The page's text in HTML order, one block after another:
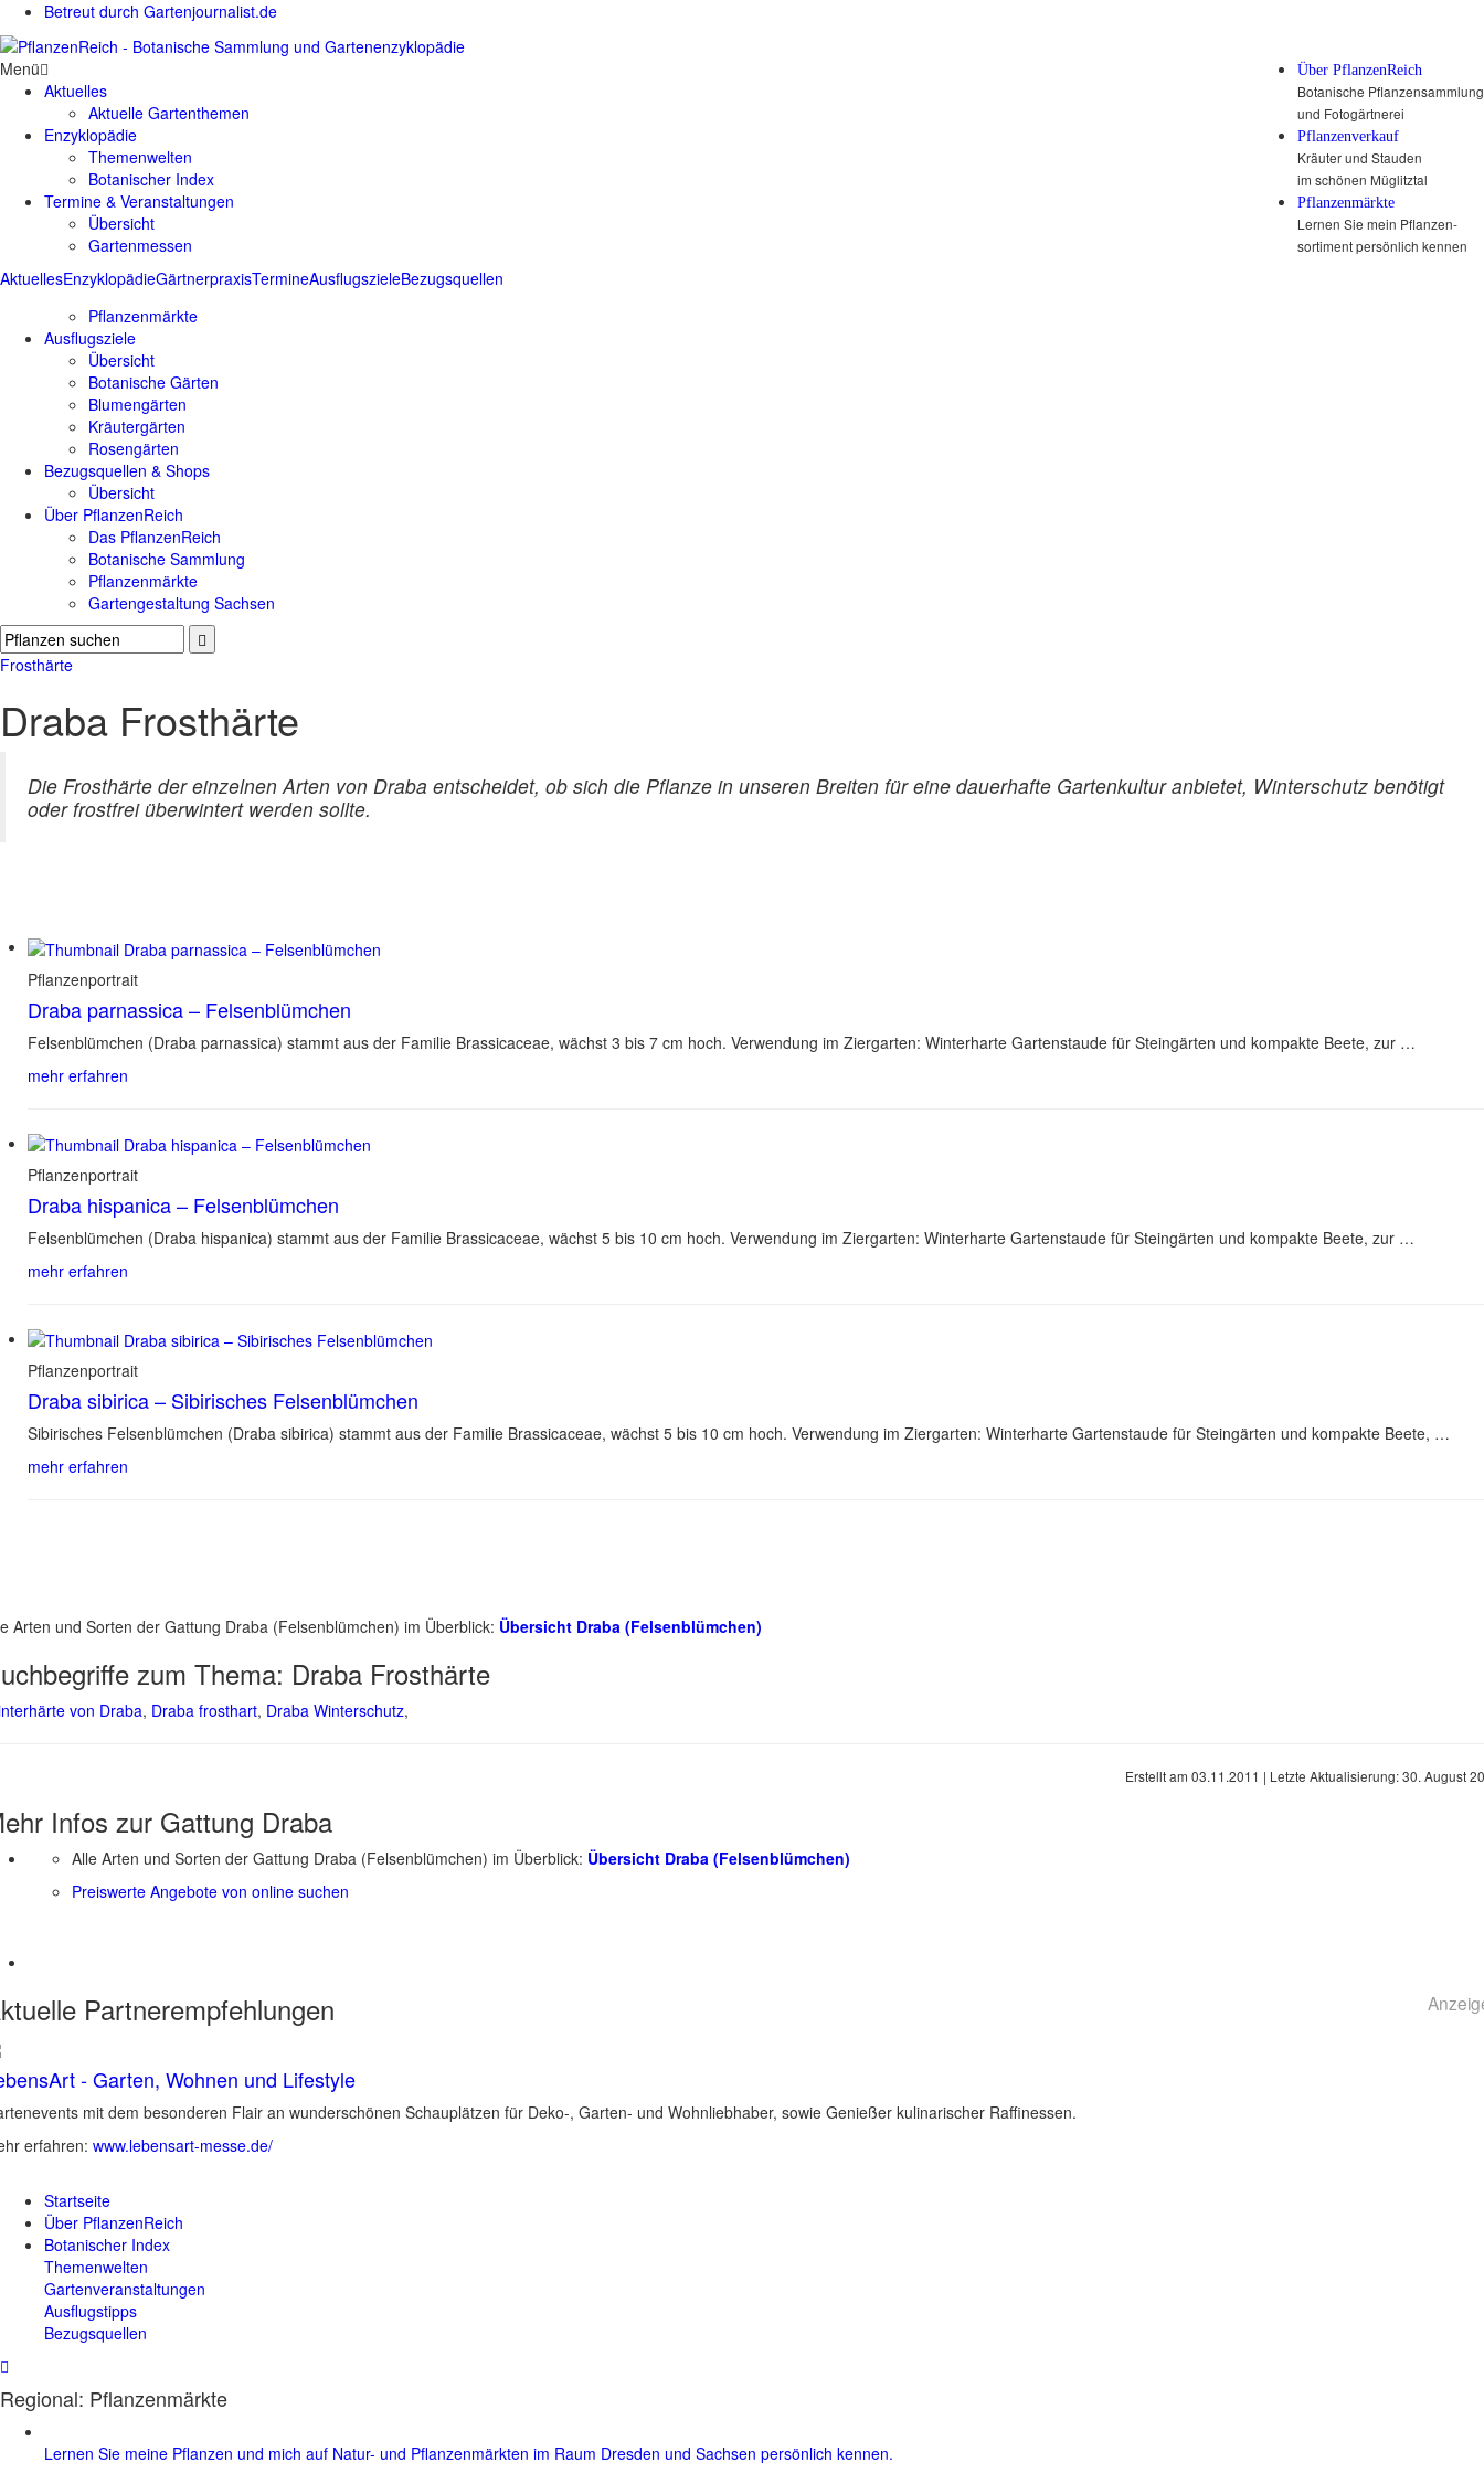
Betreut durch Gartenjournalist.de
Über PflanzenReich
Botanische Pflanzensammlung
und Fotogärtnerei
Pflanzenverkauf
Kräuter und Stauden
im schönen Müglitztal
Pflanzenmärkte
Lernen Sie mein Pflanzen-
sortiment persönlich kennen
AktuellesEnzyklopädieGärtnerpraxisTermineAusflugszieleBezugsquellen
Menü
Aktuelles
Aktuelle Gartenthemen
Enzyklopädie
Themenwelten
Botanischer Index
Termine & Veranstaltungen
Übersicht
Gartenmessen
Pflanzenmärkte
Ausflugsziele
Übersicht
Botanische Gärten
Blumengärten
Kräutergärten
Rosengärten
Bezugsquellen & Shops
Übersicht
Über PflanzenReich
Das PflanzenReich
Botanische Sammlung
Pflanzenmärkte
Gartengestaltung Sachsen
Frosthärte
Draba Frosthärte
Die Frosthärte der einzelnen Arten von Draba entscheidet, ob sich die Pflanze in unseren Breiten für eine dauerhafte Gartenkultur anbietet, Winterschutz benötigt
oder frostfrei überwintert werden sollte.
Pflanzenportrait
Draba parnassica – Felsenblümchen
Felsenblümchen (Draba parnassica) stammt aus der Familie Brassicaceae, wächst 3 bis 7 cm hoch. Verwendung im Ziergarten: Winterharte Gartenstaude für Steingärten und kompakte Beete, zur …
mehr erfahren
Pflanzenportrait
Draba hispanica – Felsenblümchen
Felsenblümchen (Draba hispanica) stammt aus der Familie Brassicaceae, wächst 5 bis 10 cm hoch. Verwendung im Ziergarten: Winterharte Gartenstaude für Steingärten und kompakte Beete, zur …
mehr erfahren
Pflanzenportrait
Draba sibirica – Sibirisches Felsenblümchen
Sibirisches Felsenblümchen (Draba sibirica) stammt aus der Familie Brassicaceae, wächst 5 bis 10 cm hoch. Verwendung im Ziergarten: Winterharte Gartenstaude für Steingärten und kompakte Beete, …
mehr erfahren
Arten und Sorten der Gattung Draba (Felsenblümchen) im Überblick: Übersicht Draba (Felsenblümchen)
zum Thema: Draba Frosthärte
von Draba, Draba frosthart, Draba Winterschutz,
Erstellt am 03.11.2011 | Letzte Aktualisierung:30. August
Infos zur Gattung Draba
Alle Arten und Sorten der Gattung Draba (Felsenblümchen) im Überblick: Übersicht Draba (Felsenblümchen)
Preiswerte Angebote von online suchen
Partnerempfehlungen
- Garten, Wohnen und Lifestyle
mit dem besonderen Flair an wunderschönen Schauplätzen für Deko-, Garten- und Wohnliebhaber, sowie Genießer kulinarischer Raffinessen.
erfahren: www.lebensart-messe.de/
Startseite
Über PflanzenReich
Botanischer Index
Themenwelten
Gartenveranstaltungen
Ausflugstipps
Bezugsquellen
Regional: Pflanzenmärkte
Lernen Sie meine Pflanzen und mich auf Natur- und Pflanzenmärkten im Raum Dresden und Sachsen persönlich kennen.